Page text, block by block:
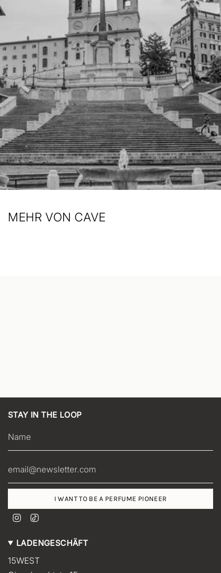
MEHR VON CAVE
STAY IN THE LOOP
I WANT TO BE A PERFUME PIONEER
t
g
T
k
LADENGESCHÄFT
15WEST